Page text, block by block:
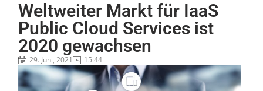
Weltweiter Markt für IaaS
Public Cloud Services ist
2020 gewachsen
29. Juni, 2021 15:44